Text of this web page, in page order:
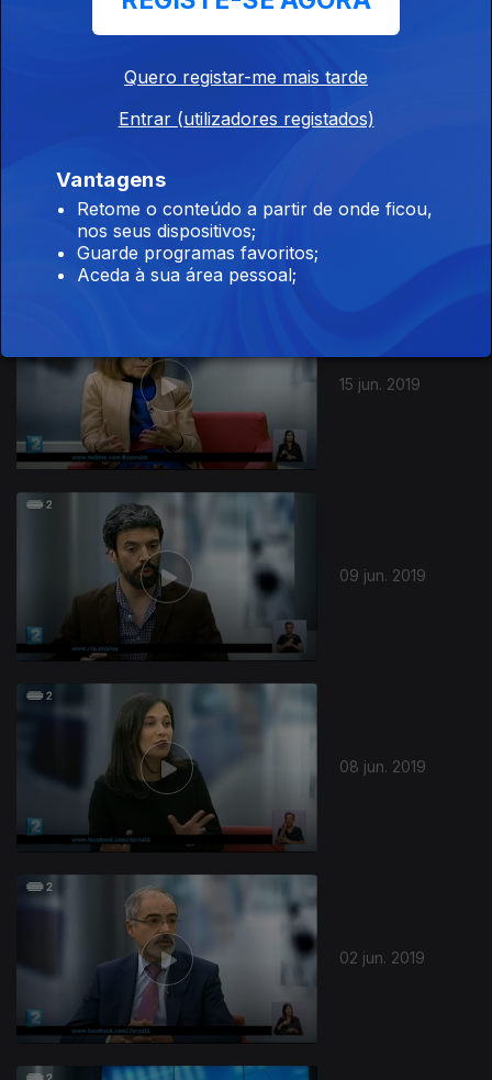
15 jun. 2019
09 jun. 2019
08 jun. 2019
02 jun. 2019
Quero registar-me mais tarde
Entrar (utilizadores registados)
Vantagens
Retome o conteúdo a partir de onde ficou,
nos seus dispositivos;
Guarde programas favoritos;
Aceda à sua área pessoal;